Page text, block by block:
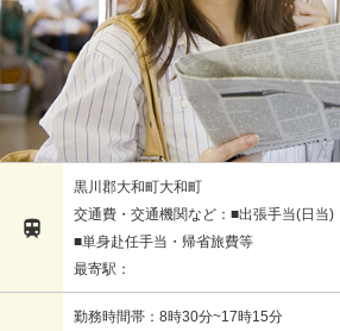

黒川郡大和町大和町
交通費・交通機関など：■出張手当(日当)
■単身赴任手当・帰省旅費等
最寄駅：
勤務時間帯：8時30分~17時15分